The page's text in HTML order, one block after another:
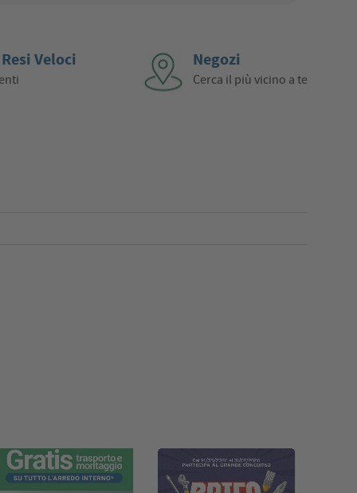
Veloci Negozi
Cerca il più vicino a te